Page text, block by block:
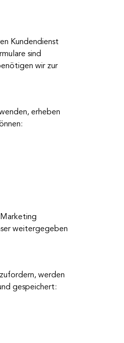
Kundendienst
sind
wir zur
erheben
weitergegeben
werden
gespeichert: